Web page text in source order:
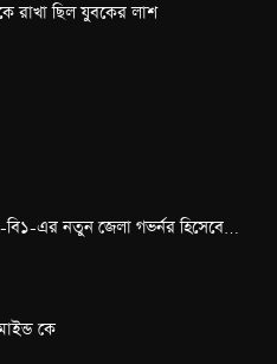
রাখা ছিল যুবকের লাশ
বি১-এর নতুন জেলা গভর্নর হিসেবে…
কে